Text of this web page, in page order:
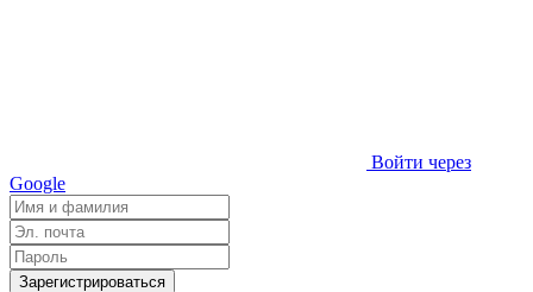
Войти через
Google
Зарегистрироваться